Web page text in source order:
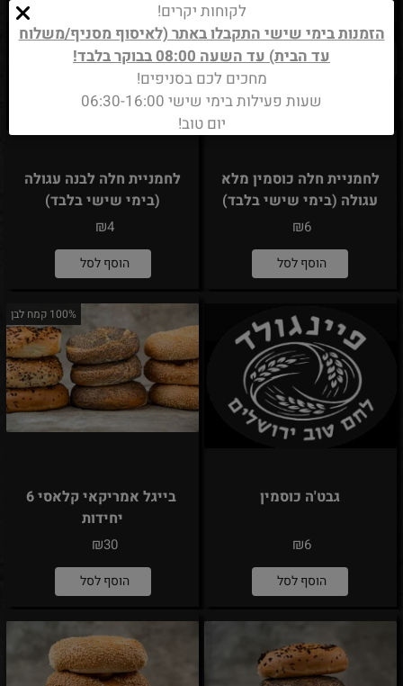
לחמניית חלה כוסמין מלא
עגולה (בימי שישי בלבד)
₪6
הוסף לסל
לחמניית חלה לבנה עגולה
(בימי שישי בלבד)
₪4
הוסף לסל
גבט'ה כוסמין
₪6
הוסף לסל
100% קמח לבן
בייגל אמריקאי קלאסי 6
יחידות
₪30
הוסף לסל
לקוחות יקרים!
הזמנות בימי שישי התקבלו באתר (לאיסוף מסניף/משלוח
עד הבית) עד השעה 08:00 בבוקר בלבד!
מחכים לכם בסניפים!
שעות פעילות בימי שישי 06:30-16:00
יום טוב!